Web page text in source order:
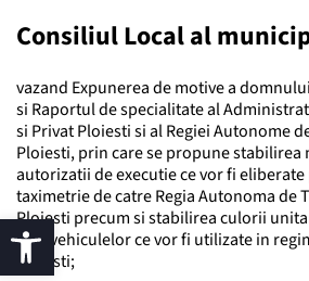
Consiliul Local al
vazand Expunerea de motive a
si Raportul de specialitate al
si Privat Ploiesti si al Regiei Autonome
Ploiesti, prin care se propune
autorizatii de executie ce vor fi
taximetrie de catre Regia Autonoma de
Ploiesti precum si stabilirea culorii
autovehiculelor ce vor fi utilizate in
Ploiesti;